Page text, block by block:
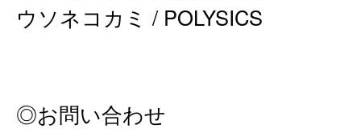
ウソネコカミ / POLYSICS
◎お問い合わせ